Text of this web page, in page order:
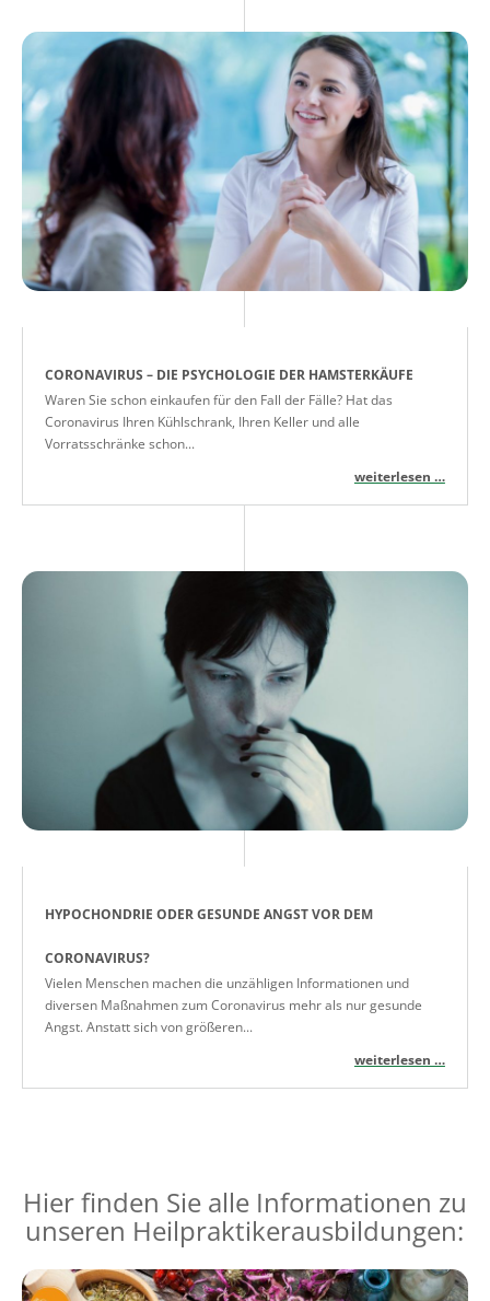
CORONAVIRUS – DIE PSYCHOLOGIE DER HAMSTERKÄUFE
Waren Sie schon einkaufen für den Fall der Fälle? Hat das
Coronavirus Ihren Kühlschrank, Ihren Keller und alle
Vorratsschränke schon...
weiterlesen …
HYPOCHONDRIE ODER GESUNDE ANGST VOR DEM
CORONAVIRUS?
Vielen Menschen machen die unzähligen Informationen und
diversen Maßnahmen zum Coronavirus mehr als nur gesunde
Angst. Anstatt sich von größeren...
weiterlesen …
Hier finden Sie alle Informationen zu
unseren Heilpraktikerausbildungen: